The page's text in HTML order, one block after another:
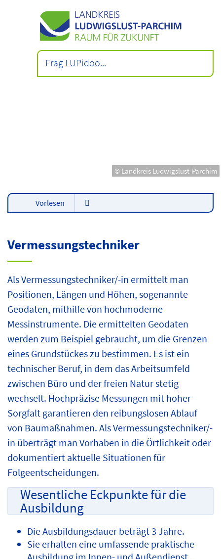
© Landkreis Ludwigslust-Parchim
Vorlesen
Vermessungstechniker
Als Vermessungstechniker/-in ermittelt man
Positionen, Längen und Höhen, sogenannte
Geodaten, mithilfe von hochmoderne
Messinstrumente. Die ermittelten Geodaten
werden zum Beispiel gebraucht, um die Grenzen
eines Grundstückes zu bestimmen. Es ist ein
technischer Beruf, in dem das Arbeitsumfeld
zwischen Büro und der freien Natur stetig
wechselt. Hochpräzise Messungen mit hoher
Sorgfalt garantieren den reibungslosen Ablauf
von Baumaßnahmen. Als Vermessungstechniker/-
in überträgt man Vorhaben in die Örtlichkeit oder
dokumentiert aktuelle Situationen für
Folgeentscheidungen.
Wesentliche Eckpunkte für die
Ausbildung
Die Ausbildungsdauer beträgt 3 Jahre.
Sie erhalten eine umfassende praktische